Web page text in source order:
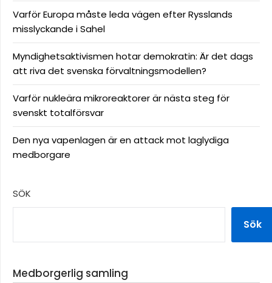
Varför Europa måste leda vägen efter Rysslands
misslyckande i Sahel
Myndighetsaktivismen hotar demokratin: Är det dags
att riva det svenska förvaltningsmodellen?
Varför nukleära mikroreaktorer är nästa steg för
svenskt totalförsvar
Den nya vapenlagen är en attack mot laglydiga
medborgare
SÖK
Sök
Medborgerlig samling